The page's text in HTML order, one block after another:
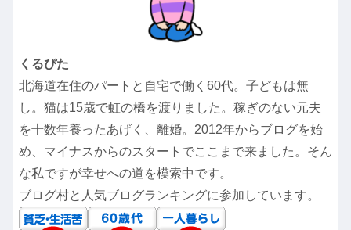
くるぴた
北海道在住のパートと自宅で働く60代。子どもは無
し。猫は15歳で虹の橋を渡りました。稼ぎのない元夫
を十数年養ったあげく、離婚。2012年からブログを始
め、マイナスからのスタートでここまで来ました。そん
な私ですが幸せへの道を模索中です。
ブログ村と人気ブログランキングに参加しています。